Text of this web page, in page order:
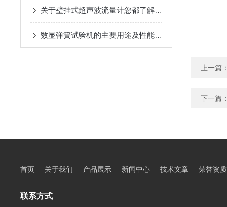
关于壁挂式超声波流量计您都了解吗？
数显弹簧试验机的主要用途及性能特点
上一篇
下一篇
首页 关于我们 产品展示 新闻中心 技术文章 荣誉资质
联系方式